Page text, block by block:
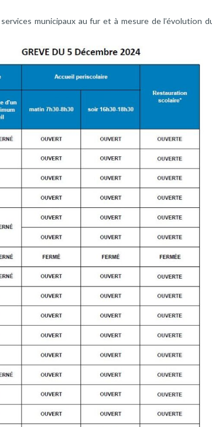
municipaux au fur et à mesure de l’évolution